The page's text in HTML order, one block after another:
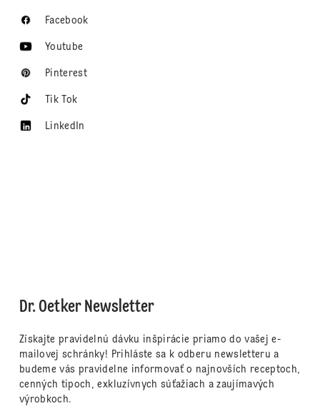
Facebook
Youtube
Pinterest
Tik Tok
LinkedIn
Dr. Oetker Newsletter
Získajte pravidelnú dávku inšpirácie priamo do vašej e-
mailovej schránky! Prihláste sa k odberu newsletteru a
budeme vás pravidelne informovať o najnovších receptoch,
cenných tipoch, exkluzívnych súťažiach a zaujímavých
výrobkoch.